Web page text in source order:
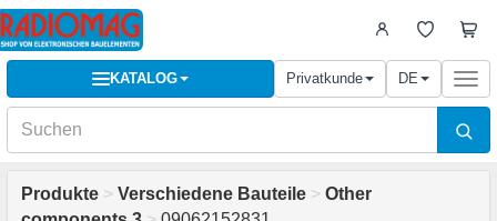
KATALOG Privatkunde DE
Produkte > Verschiedene Bauteile > Other